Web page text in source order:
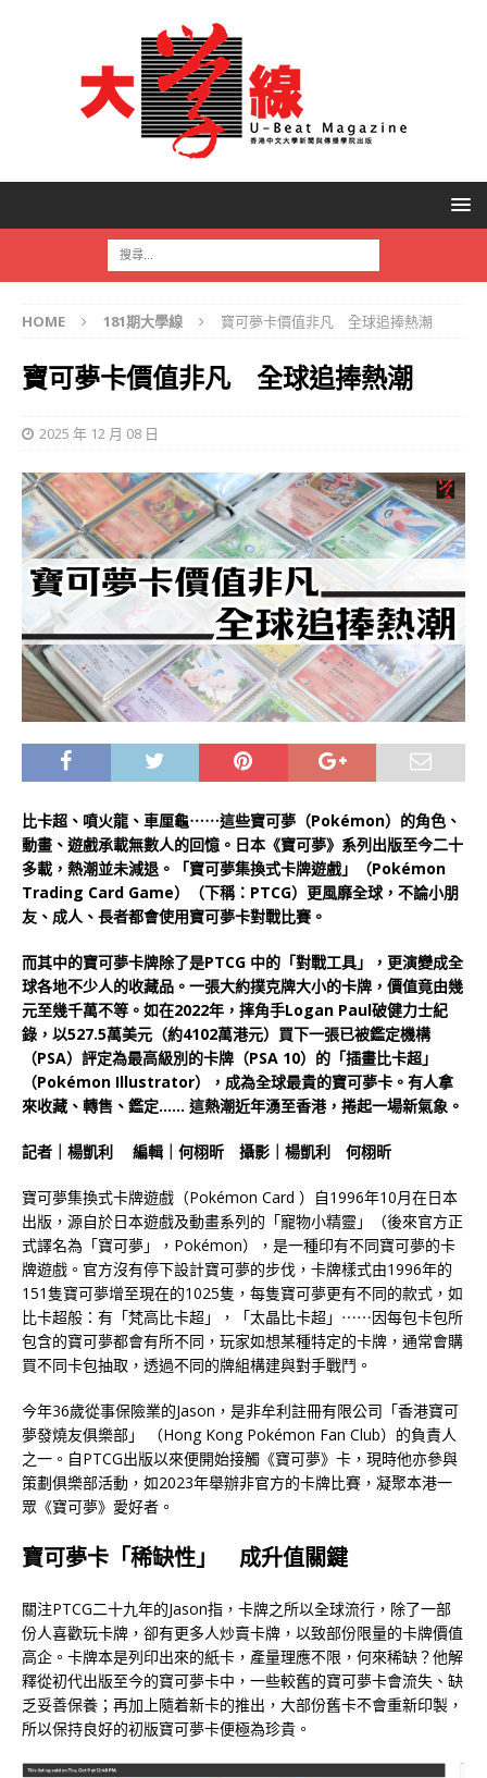
HOME 181期大學線 寶可夢卡價值非凡 全球追捧熱潮
寶可夢卡價值非凡 全球追捧熱潮
2025 年 12 月 08 日
比卡超、噴火龍、車厘龜⋯⋯這些寶可夢（Pokémon）的角色、
動畫、遊戲承載無數人的回憶。日本《寶可夢》系列出版至今二十
多載，熱潮並未減退。「寶可夢集換式卡牌遊戲」（Pokémon
Trading Card Game）（下稱：PTCG）更風靡全球，不論小朋
友、成人、長者都會使用寶可夢卡對戰比賽。
而其中的寶可夢卡牌除了是PTCG 中的「對戰工具」，更演變成全
球各地不少人的收藏品。一張大約撲克牌大小的卡牌，價值竟由幾
元至幾千萬不等。如在2022年，摔角手Logan Paul破健力士紀
錄，以527.5萬美元（約4102萬港元）買下一張已被鑑定機構
（PSA）評定為最高級別的卡牌（PSA 10）的「插畫比卡超」
（Pokémon Illustrator），成為全球最貴的寶可夢卡。有人拿
來收藏、轉售、鑑定…… 這熱潮近年湧至香港，捲起一場新氣象。
記者｜楊凱利 編輯｜何栩昕 攝影｜楊凱利 何栩昕
寶可夢集換式卡牌遊戲（Pokémon Card ）自1996年10月在日本
出版，源自於日本遊戲及動畫系列的「寵物小精靈」（後來官方正
式譯名為「寶可夢」，Pokémon），是一種印有不同寶可夢的卡
牌遊戲。官方沒有停下設計寶可夢的步伐，卡牌樣式由1996年的
151隻寶可夢增至現在的1025隻，每隻寶可夢更有不同的款式，如
比卡超般：有「梵高比卡超」，「太晶比卡超」⋯⋯因每包卡包所
包含的寶可夢都會有所不同，玩家如想某種特定的卡牌，通常會購
買不同卡包抽取，透過不同的牌組構建與對手戰鬥。
今年36歲從事保險業的Jason，是非牟利註冊有限公司「香港寶可
夢發燒友俱樂部」 （Hong Kong Pokémon Fan Club）的負責人
之一。自PTCG出版以來便開始接觸《寶可夢》卡，現時他亦參與
策劃俱樂部活動，如2023年舉辦非官方的卡牌比賽，凝聚本港一
眾《寶可夢》愛好者。
寶可夢卡「稀缺性」 成升值關鍵
關注PTCG二十九年的Jason指，卡牌之所以全球流行，除了一部
份人喜歡玩卡牌，卻有更多人炒賣卡牌，以致部份限量的卡牌價值
高企。卡牌本是列印出來的紙卡，產量理應不限，何來稀缺？他解
釋從初代出版至今的寶可夢卡中，一些較舊的寶可夢卡會流失、缺
乏妥善保養；再加上隨着新卡的推出，大部份舊卡不會重新印製，
所以保持良好的初版寶可夢卡便極為珍貴。